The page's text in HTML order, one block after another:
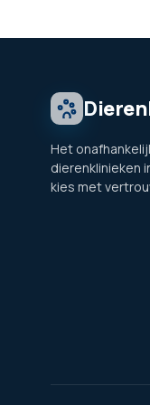
Het
dierenklinieken
kies met